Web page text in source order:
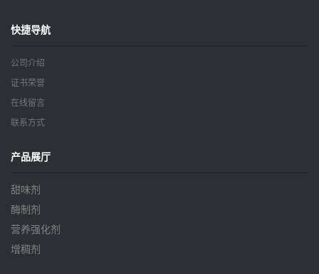
快捷导航
公司介绍
证书荣誉
在线留言
联系方式
产品展厅
甜味剂
酶制剂
营养强化剂
增稠剂